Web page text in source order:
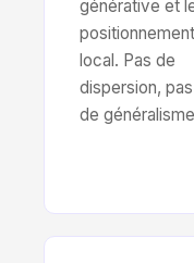
générative et
positionnement
local. Pas de
dispersion, pas
de